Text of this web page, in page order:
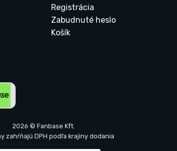
Registrácia
Zabudnuté heslo
Košík
2026 © Fanbase Kft.
zahŕňajú DPH podľa krajiny dodania